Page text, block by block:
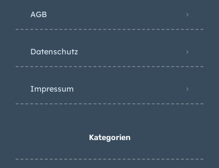
AGB
Datenschutz
Impressum
Kategorien